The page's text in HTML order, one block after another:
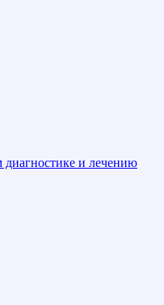
диагностике и лечению